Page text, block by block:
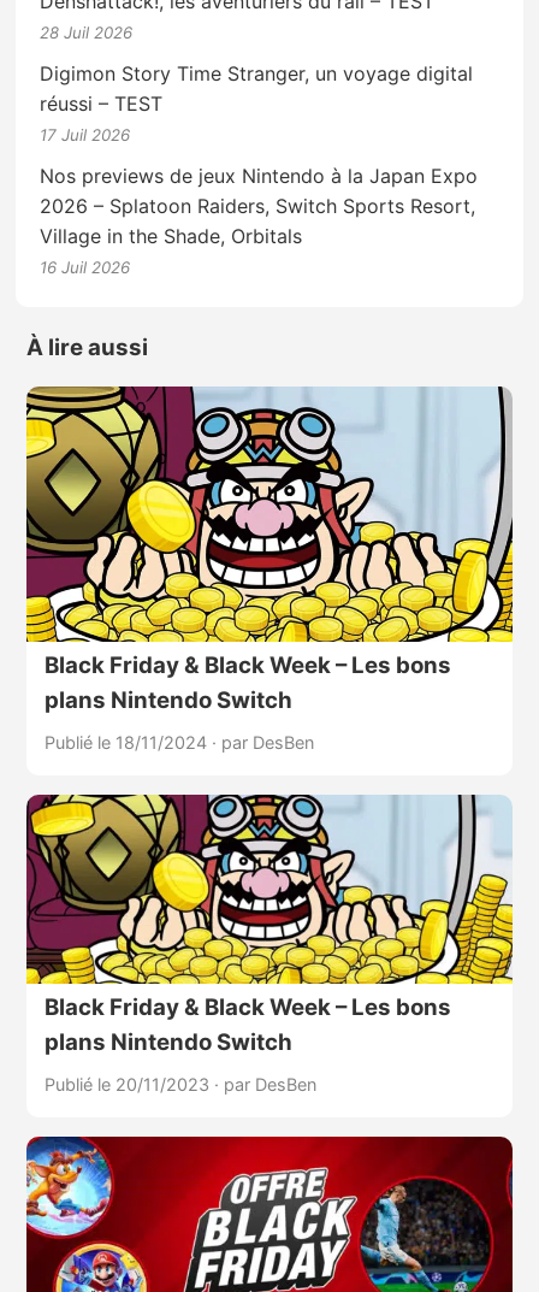
28 Juil 2026
Digimon Story Time Stranger, un voyage digital
réussi – TEST
17 Juil 2026
Nos previews de jeux Nintendo à la Japan Expo
2026 – Splatoon Raiders, Switch Sports Resort,
Village in the Shade, Orbitals
16 Juil 2026
À lire aussi
Black Friday & Black Week – Les bons
plans Nintendo Switch
Publié le 18/11/2024 · par DesBen
Black Friday & Black Week – Les bons
plans Nintendo Switch
Publié le 20/11/2023 · par DesBen